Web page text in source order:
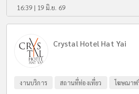
16:39 | 19 มิ.ย. 69
Crystal Hotel Hat Yai
งานบริการ สถานที่ท่องเที่ยว โฆษณาฟ